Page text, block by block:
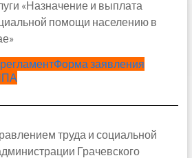
«Назначение и выплата
помощи населению в
Форма заявления
труда и социальной
Грачевского